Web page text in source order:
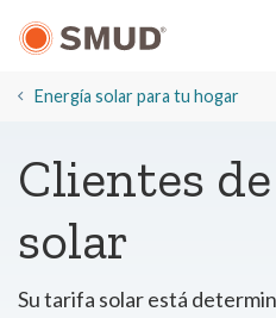
principal​Energía solar para tu hogar
Clientes
solar
Su tarifa solar está